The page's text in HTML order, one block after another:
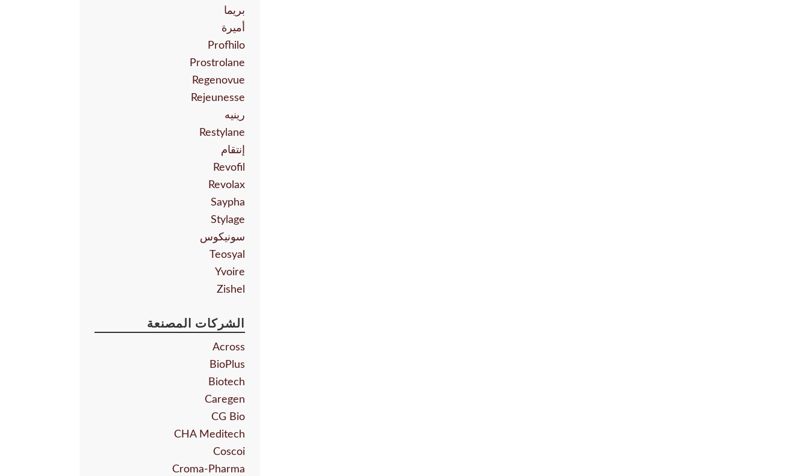
بريما
أميرة
Profhilo
Prostrolane
Regenovue
Rejeunesse
رينيه
Restylane
إنتقام
Revofil
Revolax
Saypha
Stylage
سونيكوس
Teosyal
Yvoire
Zishel
الشركات المصنعة
Across
BioPlus
Biotech
Caregen
CG Bio
CHA Meditech
Coscoi
Croma-Pharma